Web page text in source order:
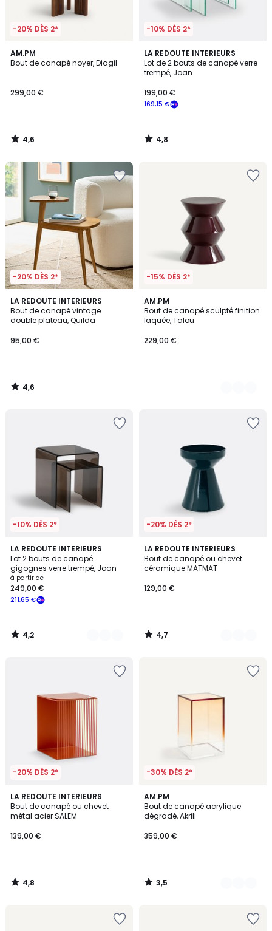
-20% DÈS 2*
AM.PM
Bout de canapé noyer, Diagil
299,00 €
4,6
/ 5
4,6
/
-10% DÈS 2*
LA REDOUTE INTERIEURS
Lot de 2 bouts de canapé verre
trempé, Joan
169,15 €
199,00 €
4,8
/ 5
4,8
/
-20% DÈS 2*
LA REDOUTE INTERIEURS
Bout de canapé vintage
double plateau, Quilda
95,00 €
4,6
/ 5
4,6
/
-15% DÈS 2*
AM.PM
Bout de canapé sculpté finition
laquée, Talou
229,00 €
2
Couleurs
-10% DÈS 2*
LA REDOUTE INTERIEURS
Lot 2 bouts de canapé
gigognes verre trempé, Joan
à partir de
211,65 €
249,00 €
4,2
/ 5
2
Couleurs
4,2
/
-20% DÈS 2*
LA REDOUTE INTERIEURS
Bout de canapé ou chevet
céramique MATMAT
129,00 €
4,7
/ 5
2
Couleurs
4,7
/
-20% DÈS 2*
LA REDOUTE INTERIEURS
Bout de canapé ou chevet
métal acier SALEM
139,00 €
4,8
/ 5
4,8
/
-30% DÈS 2*
AM.PM
Bout de canapé acrylique
dégradé, Akrili
359,00 €
3,5
/ 5
2
Couleurs
3,5
/